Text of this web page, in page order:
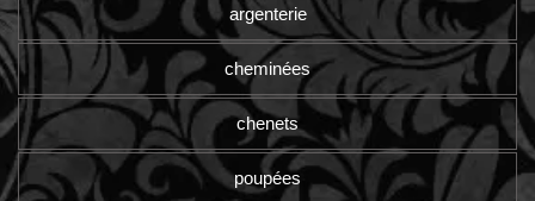
argenterie
cheminées
chenets
poupées